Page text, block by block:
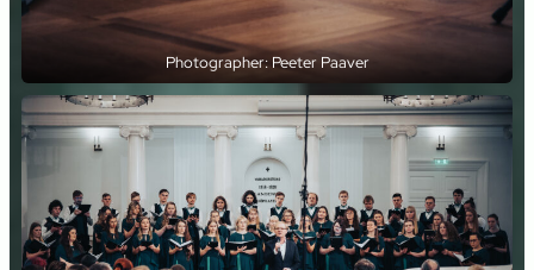
Photographer: Peeter Paaver